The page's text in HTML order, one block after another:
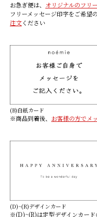
お急ぎ便は、
オリジナルのフリ
フリーメッセージ印字をご希望
注文ください
(B)白紙カード
※商品到着後、 お客様の方でメ
(D)~(R)デザインカード
※(D)~(R)は定型デザインカード